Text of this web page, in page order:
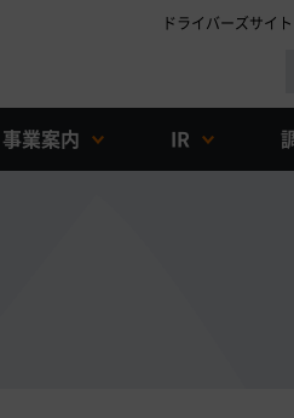
ドライバーズサイト
事業案内 IR